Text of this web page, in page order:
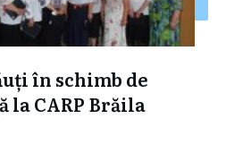
în schimb de
la CARP Brăila